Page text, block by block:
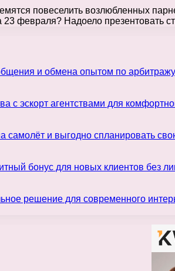
повеселить возлюбленных
февраля? Надоело презентовать
и обмена опытом по
с эскорт агентствами для
самолёт и выгодно спланировать
бонус для новых клиентов без
решение для современного